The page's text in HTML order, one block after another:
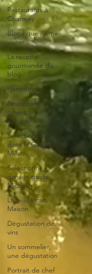
Restaurants à
Charmey
Blogs que j'aime
visiter
La recette
gourmande du
blog.
Hamburger
Restaurant
ouvert le
dimanche
Sélectionné
dans le Gault &
Millau
Sélectionné
dans le guide
Michelin
Labellisé Fait
Maison
Dégustation de
vins
Un sommelier,
une dégustation
Portrait de chef